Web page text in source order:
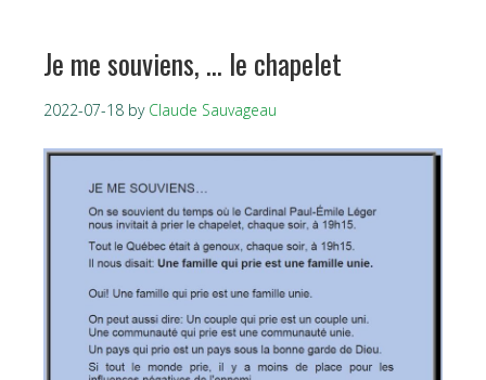
Je me souviens, … le chapelet
2022-07-18 by Claude Sauvageau